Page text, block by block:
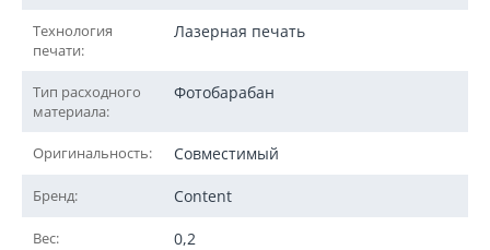
Технология
печати:
Лазерная печать
Тип расходного
материала:
Фотобарабан
Оригинальность: Совместимый
Бренд: Content
Вес: 0,2